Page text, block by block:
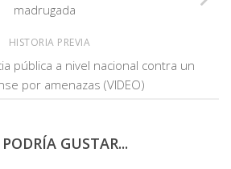
madrugada
HISTORIA PREVIA
pública a nivel nacional contra un
por amenazas (VIDEO)
GUSTAR...